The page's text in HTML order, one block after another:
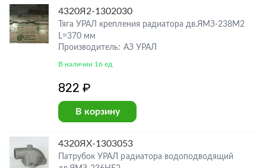
4320Я2-1302030
Тяга УРАЛ крепления радиатора дв.ЯМЗ-238М2
L=370 мм
Производитель: АЗ УРАЛ
В наличии 16 ед
822 ₽
В корзину
4320ЯХ-1303053
Патрубок УРАЛ радиатора водоподводящий